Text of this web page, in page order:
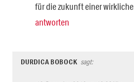
für die zukunft einer
antworten
DURDICA BOBOCK sagt: